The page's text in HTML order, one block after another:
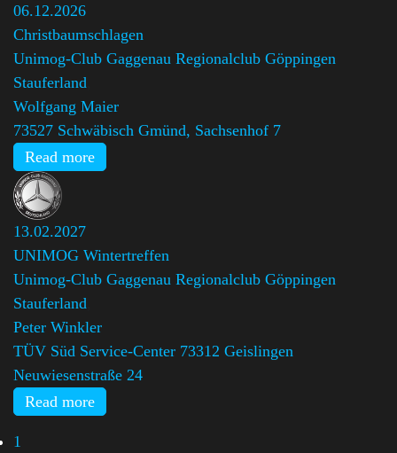
06.12.2026
Christbaumschlagen
Unimog-Club Gaggenau Regionalclub Göppingen
Stauferland
Wolfgang Maier
73527 Schwäbisch Gmünd, Sachsenhof 7
Read more
13.02.2027
UNIMOG Wintertreffen
Unimog-Club Gaggenau Regionalclub Göppingen
Stauferland
Peter Winkler
TÜV Süd Service-Center 73312 Geislingen
Neuwiesenstraße 24
Read more
1